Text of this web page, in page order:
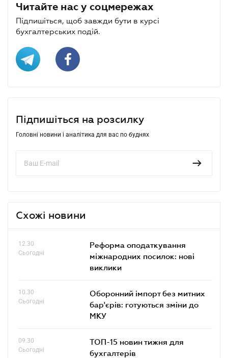
Читайте нас у соцмережах
Підпишіться, щоб завжди бути в курсі
бухгалтерських подій.
Підпишіться на розсилку
Головні новини і аналітика для вас по буднях
Схожі новини
12.30
Сьогодні
Реформа оподаткування
міжнародних посилок: нові
виклики
10.30
Сьогодні
Оборонний імпорт без митних
бар'єрів: готуються зміни до
МКУ
09.30
Сьогодні
ТОП-15 новин тижня для
бухгалтерів